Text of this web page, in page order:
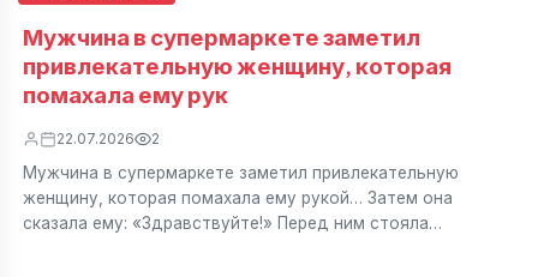
Мужчина в супермаркете заметил
привлекательную женщину, которая
помахала ему рук
22.07.2026 2
Мужчина в супермаркете заметил привлекательную
женщину, которая помахала ему рукой… Затем она
сказала ему: «Здравствуйте!» Перед ним стояла…